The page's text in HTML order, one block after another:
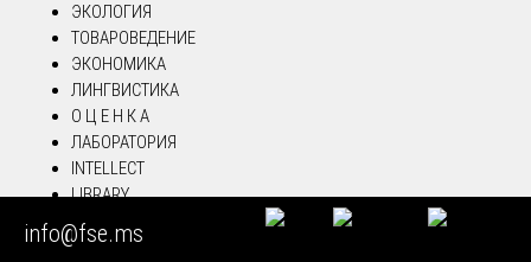
ЭКОЛОГИЯ
ТОВАРОВЕДЕНИЕ
ЭКОНОМИКА
ЛИНГВИСТИКА
О Ц Е Н К А
ЛАБОРАТОРИЯ
INTELLECT
LIBRARY
info@fse.ms